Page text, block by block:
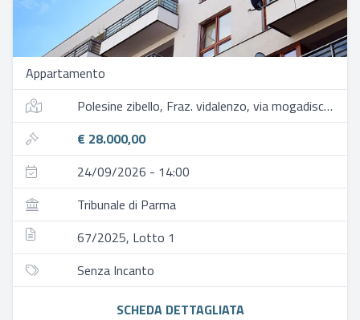
Appartamento
Polesine zibello, Fraz. vidalenzo, via mogadiscio, 28
€ 28.000,00
24/09/2026 - 14:00
Tribunale di Parma
67/2025, Lotto 1
Senza Incanto
SCHEDA DETTAGLIATA